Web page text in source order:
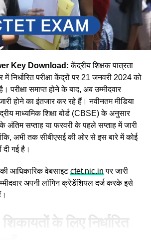
Key Download:केंद्रीय शिक्षक पात्रता
निर्धारित परीक्षा केंद्रों पर 21 जनवरी 2024 को
समाप्त होने के बाद, अब उम्मीदवार
होने का इंतजार कर रहे हैं। नवीनतम मीडिया
माध्यमिक शिक्षा बोर्ड (CBSE) के अनुसार
अंतिम सप्ताह या फरवरी के पहले सप्ताह में जारी
अभी तक सीबीएसई की ओर से इस बारे में कोई
गई है।
आधिकारिक वेबसाइटctet.nic.in पर जारी
अपनी लॉगिन क्रेडेंशियल दर्ज करके इसे
के लिए निर्धारित